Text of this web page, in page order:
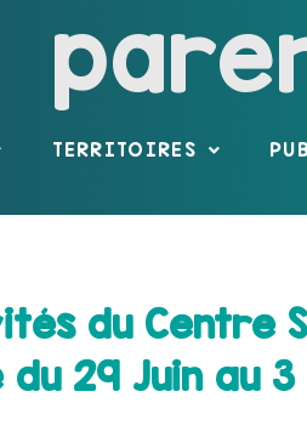
TERRITOIRES
du Centre
du 29 Juin au